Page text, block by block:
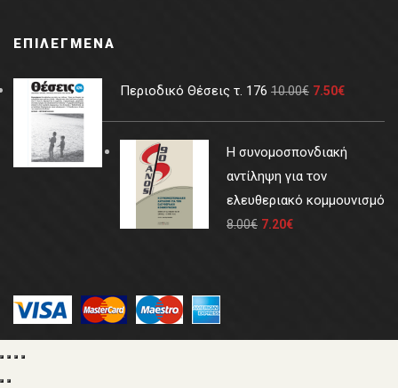
ΕΠΙΛΕΓΜΈΝΑ
Περιοδικό Θέσεις τ. 176 10.00€ 7.50€
Η συνομοσπονδιακή
αντίληψη για τον
ελευθεριακό κομμουνισμό
8.00€ 7.20€